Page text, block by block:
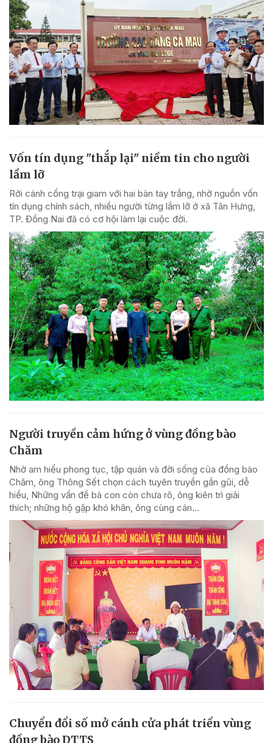
Vốn tín dụng "thắp lại" niềm tin cho người
lầm lỡ
Rời cánh cổng trại giam với hai bàn tay trắng, nhờ nguồn vốn
tín dụng chính sách, nhiều người từng lầm lỡ ở xã Tân Hưng,
TP. Đồng Nai đã có cơ hội làm lại cuộc đời.
Người truyền cảm hứng ở vùng đồng bào
Chăm
Nhờ am hiểu phong tục, tập quán và đời sống của đồng bào
Chăm, ông Thông Sết chọn cách tuyên truyền gần gũi, dễ
hiểu, Những vấn đề bà con còn chưa rõ, ông kiên trì giải
thích; những hộ gặp khó khăn, ông cùng cán...
Chuyển đổi số mở cánh cửa phát triển vùng
đồng bào DTTS